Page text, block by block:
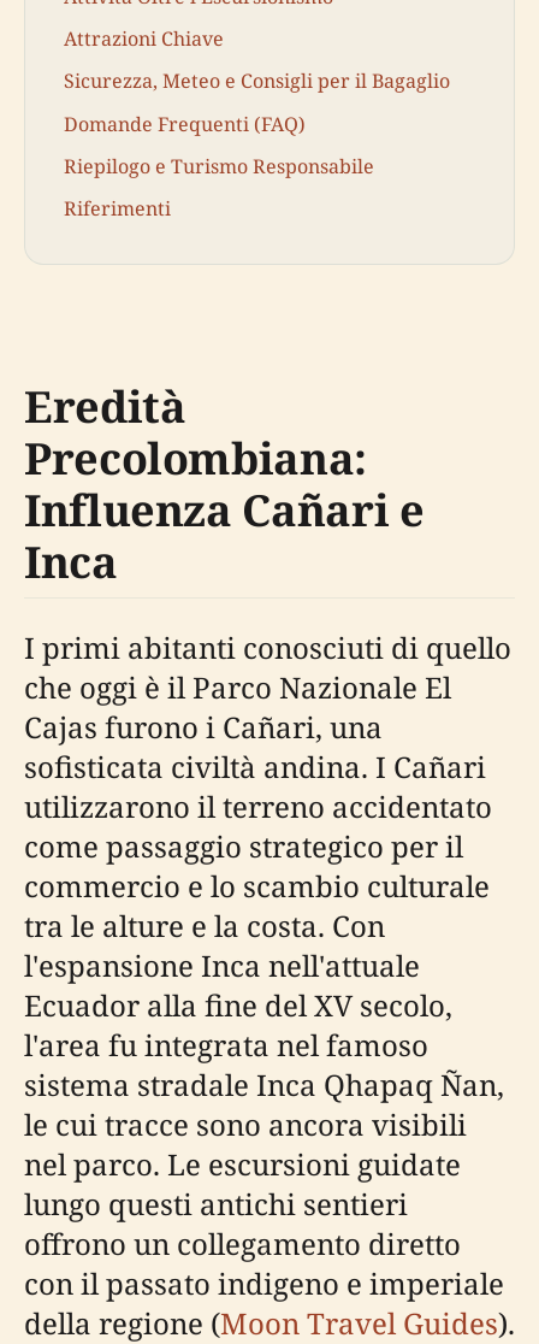
Attrazioni Chiave
Sicurezza, Meteo e Consigli per il Bagaglio
Domande Frequenti (FAQ)
Riepilogo e Turismo Responsabile
Riferimenti
Eredità
Precolombiana:
Influenza Cañari e
Inca
I primi abitanti conosciuti di quello
che oggi è il Parco Nazionale El
Cajas furono i Cañari, una
sofisticata civiltà andina. I Cañari
utilizzarono il terreno accidentato
come passaggio strategico per il
commercio e lo scambio culturale
tra le alture e la costa. Con
l'espansione Inca nell'attuale
Ecuador alla fine del XV secolo,
l'area fu integrata nel famoso
sistema stradale Inca Qhapaq Ñan,
le cui tracce sono ancora visibili
nel parco. Le escursioni guidate
lungo questi antichi sentieri
offrono un collegamento diretto
con il passato indigeno e imperiale
della regione (Moon Travel Guides).